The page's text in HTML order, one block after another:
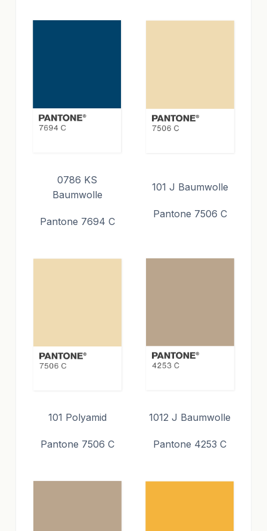
0786 KS
Baumwolle
Pantone 7694 C
101 J Baumwolle
Pantone 7506 C
101 Polyamid
Pantone 7506 C
1012 J Baumwolle
Pantone 4253 C